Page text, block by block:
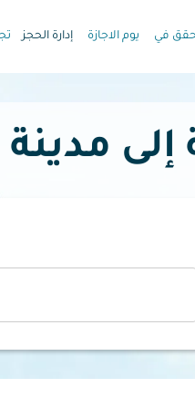
في يوم الاجازة إدارة الحجز